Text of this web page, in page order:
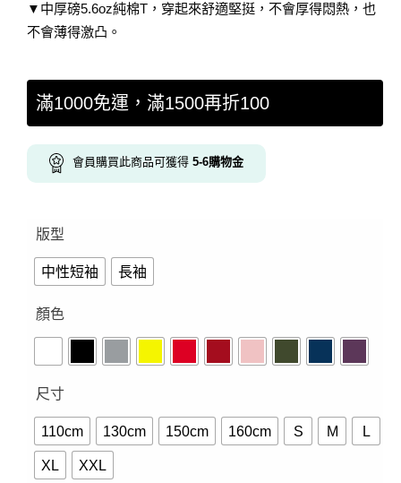
▼中厚磅5.6oz純棉T，穿起來舒適堅挺，不會厚得悶熱，也
不會薄得激凸。
滿1000免運，滿1500再折100
會員購買此商品可獲得 5-6購物金
版型
中性短袖 長袖
顏色
尺寸
110cm 130cm 150cm 160cm S M L
XL XXL